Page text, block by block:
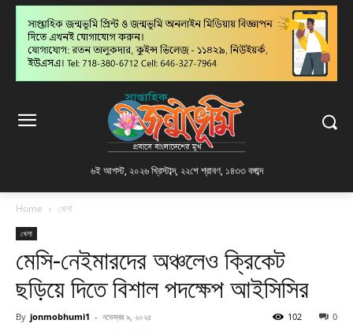
৬ই আগস্ট, ২০২৬ খ্রিস্টাব্দ, ২২শে শ্রাবণ, ১৪৩৩ বঙ্গাব্দ
Home খেলা
খেলা
মেসি-নেইমারদের অঞ্চলেও ক্রিকেট
ছড়িয়ে দিতে বিশাল পদক্ষেপ আইসিসির
By jonmobhumi1 - নভেম্বর ৯, ২০২৫ 0
102